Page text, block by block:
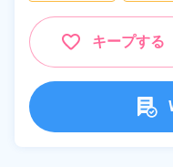
キープする